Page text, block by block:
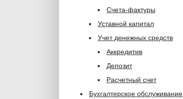
Счета-фактуры
Уставной капитал
Учет денежных средств
Аккредитив
Депозит
Расчетный счет
Бухгалтерское обслуживание